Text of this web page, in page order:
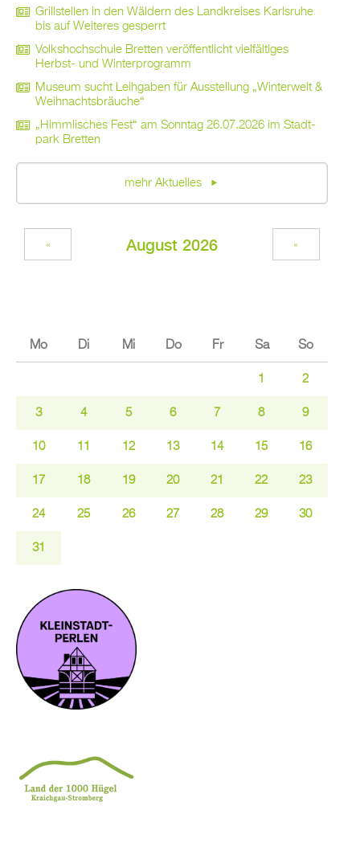
Grill­stel­len in den Wäl­dern des Land­krei­ses Karls­ru­he
bis auf Wei­te­res ge­sperrt
Volks­hoch­schu­le Brett­en ver­öf­fent­licht viel­fäl­ti­ges
Herbst- und Win­ter­pro­gramm
Mu­se­um sucht Leih­ga­ben für Aus­stel­lung „Win­ter­welt &
Weih­nachts­bräu­che“
„Himm­li­sches Fest“ am Sonn­tag 26.07.2026 im Stadt­
park Brett­en
mehr Ak­tu­el­les
Au­gust 2026
« »
Mo Di Mi Do Fr Sa So
1 2
3 4 5 6 7 8 9
10 11 12 13 14 15 16
17 18 19 20 21 22 23
24 25 26 27 28 29 30
31